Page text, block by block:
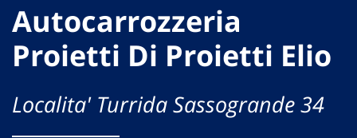
Autocarrozzeria
Proietti Di Proietti Elio
Localita' Turrida Sassogrande 34